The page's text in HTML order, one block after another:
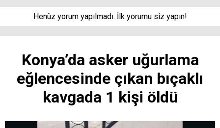
Henüz yorum yapılmadı. İlk yorumu siz yapın!
Konya’da asker uğurlama
eğlencesinde çıkan bıçaklı
kavgada 1 kişi öldü